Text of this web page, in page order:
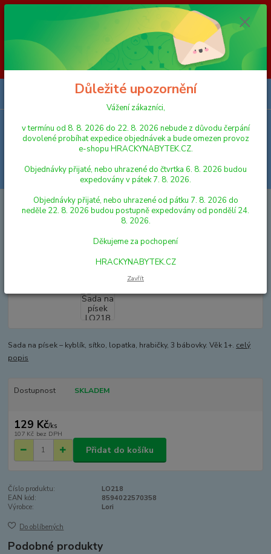
Vážení zákazníci, v termínu od 8. 8. 2026 do 23. 8. 2026 nebude z
důvodu čerpání dovolené probíhat expedice objednávek a bude omezen
provoz e-shopu HRACKYNABYTEK.CZ. Objednávky přijaté, nebo
uhrazené do čtvrtka 6. 8. 2026 budou expedovány v pátek 7. 8. 2026.
Objednávky přijaté, nebo uhrazené od pátku 7. 8. 2026 do neděle 23. 8.
2026 budou postupně expedovány od pondělí 24. 8. 2026. Děkujeme za
pochopení HRACKYNABYTEK.CZ
Menu
Hledat
HRAČKY NA VEN A SPORT PÍSKOVIŠTĚ
Lori Sada na písek
LO218
Lori Sada na písek LO218
Sada na písek – kyblík, sítko, lopatka, hrabičky, 3 bábovky. Věk 1+. celý
popis
Dostupnost SKLADEM
129 Kč/ks
107 Kč bez DPH
Přidat do košíku
Číslo produktu:
LO218
EAN kód:
8594022570358
Výrobce:
Lori
Do oblíbených
Podobné produkty
Důležité upozornění
Vážení zákazníci,
v termínu od 8. 8. 2026 do 22. 8. 2026 nebude z důvodu čerpání
dovolené probíhat expedice objednávek a bude omezen provoz
e-shopu HRACKYNABYTEK.CZ.
Objednávky přijaté, nebo uhrazené do čtvrtka 6. 8. 2026 budou
expedovány v pátek 7. 8. 2026.
Objednávky přijaté, nebo uhrazené od pátku 7. 8. 2026 do
neděle 22. 8. 2026 budou postupně expedovány od pondělí 24.
8. 2026.
Děkujeme za pochopení
HRACKYNABYTEK.CZ
Zavřít